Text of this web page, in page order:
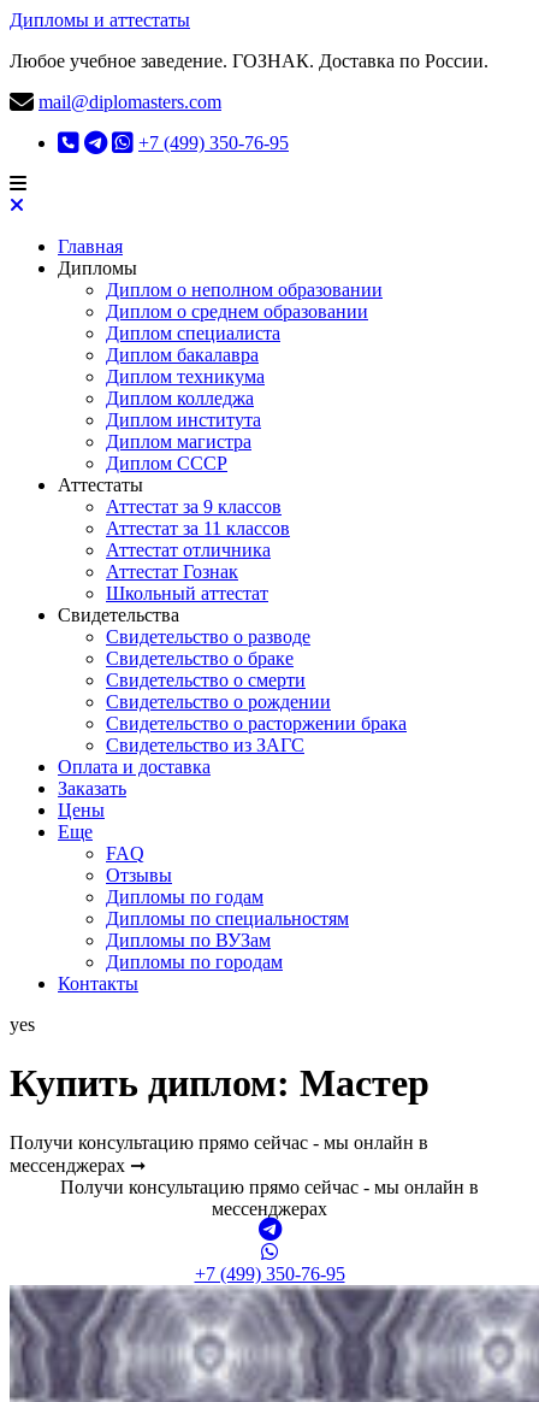
Дипломы и аттестаты
Любое учебное заведение. ГОЗНАК. Доставка по России.
mail@diplomasters.com
+7 (499) 350-76-95
Главная
Дипломы
Диплом о неполном образовании
Диплом о среднем образовании
Диплом специалиста
Диплом бакалавра
Диплом техникума
Диплом колледжа
Диплом института
Диплом магистра
Диплом СССР
Аттестаты
Аттестат за 9 классов
Аттестат за 11 классов
Аттестат отличника
Аттестат Гознак
Школьный аттестат
Свидетельства
Свидетельство о разводе
Свидетельство о браке
Свидетельство о смерти
Свидетельство о рождении
Свидетельство о расторжении брака
Свидетельство из ЗАГС
Оплата и доставка
Заказать
Цены
Еще
FAQ
Отзывы
Дипломы по годам
Дипломы по специальностям
Дипломы по ВУЗам
Дипломы по городам
Контакты
yes
Купить диплом: Мастер
Получи консультацию прямо сейчас - мы онлайн в
мессенджерах ➞
Получи консультацию прямо сейчас - мы онлайн в
мессенджерах
+7 (499) 350-76-95